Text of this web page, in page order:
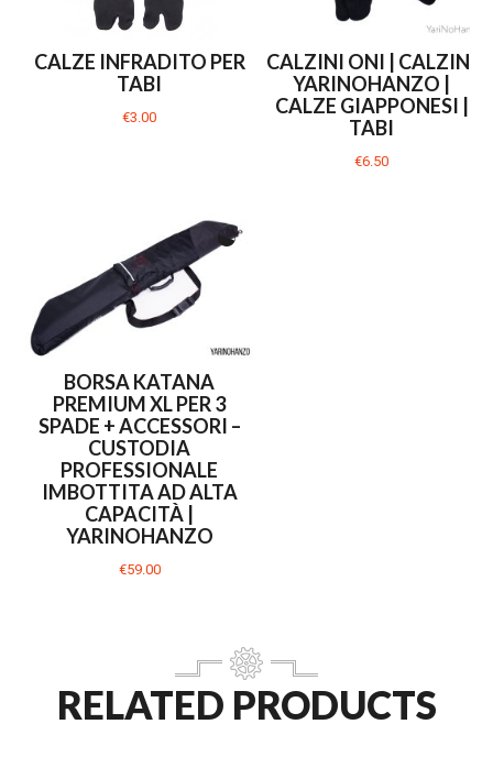
CALZE INFRADITO PER
TABI
€3.00
CALZINI ONI | CALZINI
YARINOHANZO |
CALZE GIAPPONESI |
TABI
€6.50
BORSA KATANA
PREMIUM XL PER 3
SPADE + ACCESSORI –
CUSTODIA
PROFESSIONALE
IMBOTTITA AD ALTA
CAPACITÀ |
YARINOHANZO
€59.00
RELATED PRODUCTS